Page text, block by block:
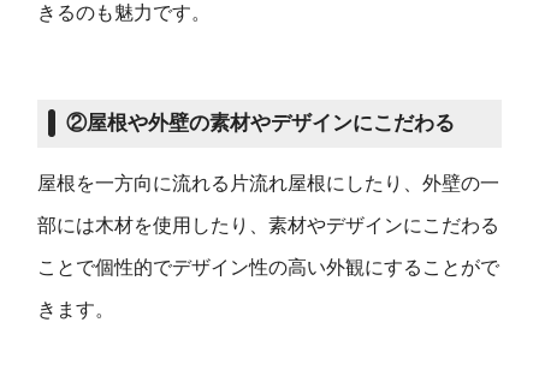
きるのも魅力です。
②屋根や外壁の素材やデザインにこだわる
屋根を一方向に流れる片流れ屋根にしたり、外壁の一
部には木材を使用したり、素材やデザインにこだわる
ことで個性的でデザイン性の高い外観にすることがで
きます。